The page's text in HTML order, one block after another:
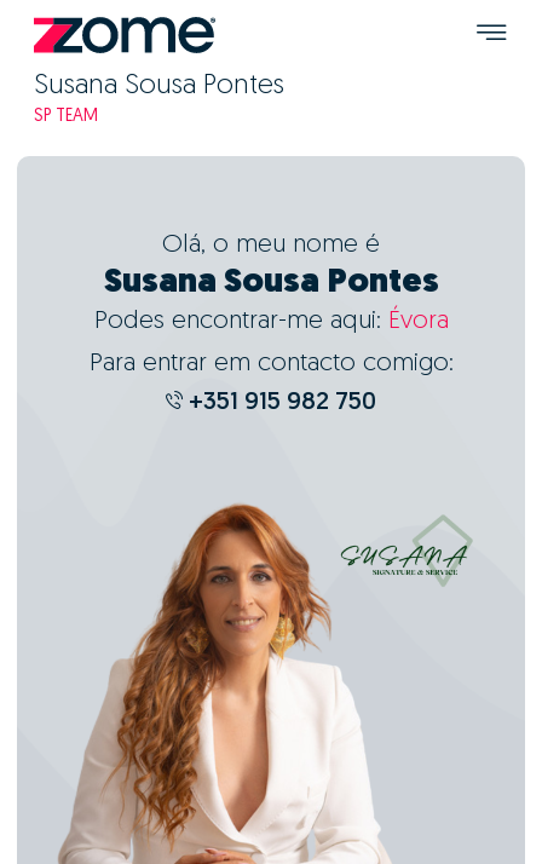
Susana Sousa Pontes
SP TEAM
Olá, o meu nome é
Susana Sousa Pontes
Podes encontrar-me aqui: Évora
Para entrar em contacto comigo:
+351 915 982 750